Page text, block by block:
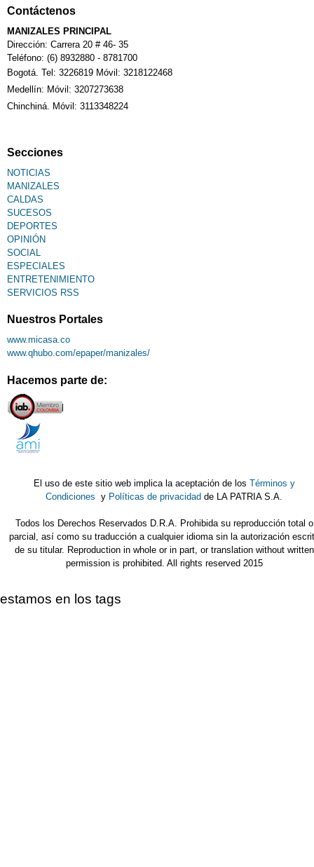
Contáctenos
MANIZALES PRINCIPAL
Dirección: Carrera 20 # 46- 35
Teléfono: (6) 8932880 - 8781700
Bogotá. Tel: 3226819 Móvil: 3218122468
Medellín: Móvil: 3207273638
Chinchiná. Móvil: 3113348224
Secciones
NOTICIAS
MANIZALES
CALDAS
SUCESOS
DEPORTES
OPINIÓN
SOCIAL
ESPECIALES
ENTRETENIMIENTO
SERVICIOS RSS
Nuestros Portales
www.micasa.co
www.qhubo.com/epaper/manizales/
Hacemos parte de:
El uso de este sitio web implica la aceptación de los Términos y
Condiciones y Políticas de privacidad de LA PATRIA S.A.
Todos los Derechos Reservados D.R.A. Prohibida su reproducción total o
parcial, así como su traducción a cualquier idioma sin la autorización
de su titular. Reproduction in whole or in part, or translation without written
permission is prohibited. All rights reserved 2015
estamos en los tags